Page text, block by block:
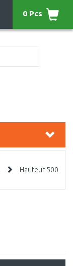
0 Pcs
Hauteur 500